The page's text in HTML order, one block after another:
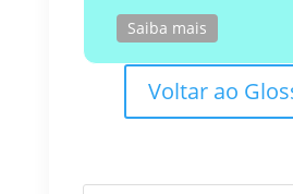
Saiba mais
Voltar ao